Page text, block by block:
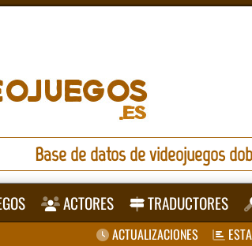
Base de datos de videojuegos
ACTORES TRADUCTORES
ACTUALIZACIONES